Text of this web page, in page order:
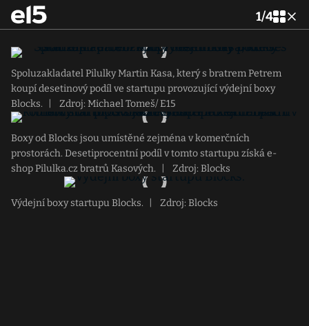
1/4
Spoluzakladatel Pilulky Martin Kasa, který s bratrem Petrem
koupí desetinový podíl ve startupu provozující výdejní boxy
Blocks.
Zdroj: Michael Tomeš/ E15
Boxy od Blocks jsou umístěné zejména v komerčních
prostorách. Desetiprocentní podíl v tomto startupu získá e-
shop Pilulka.cz bratrů Kasových.
Zdroj: Blocks
Výdejní boxy startupu Blocks. Zdroj: Blocks